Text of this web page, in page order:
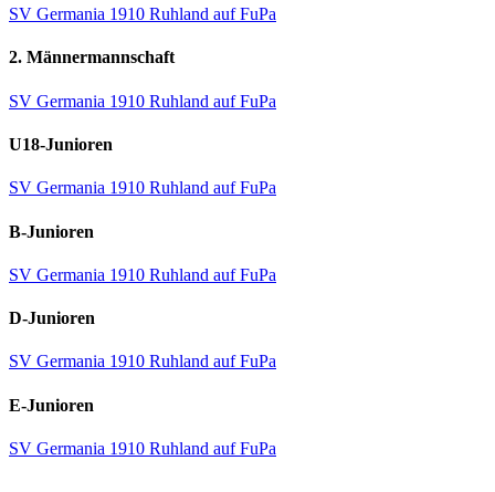
SV Germania 1910 Ruhland auf FuPa
2. Männermannschaft
SV Germania 1910 Ruhland auf FuPa
U18-Junioren
SV Germania 1910 Ruhland auf FuPa
B-Junioren
SV Germania 1910 Ruhland auf FuPa
D-Junioren
SV Germania 1910 Ruhland auf FuPa
E-Junioren
SV Germania 1910 Ruhland auf FuPa